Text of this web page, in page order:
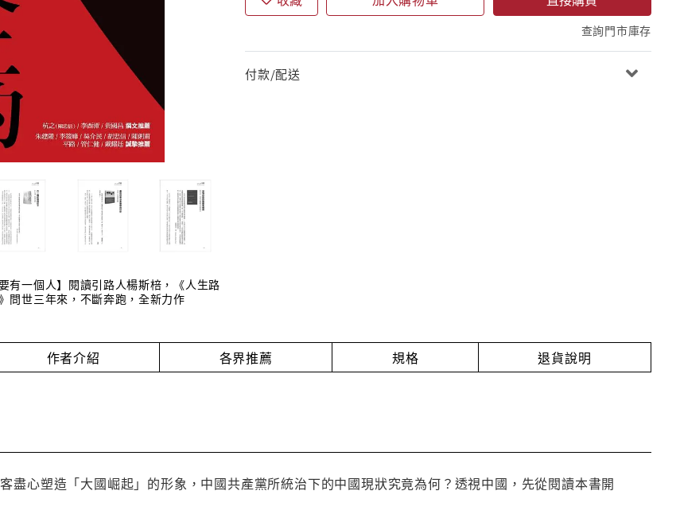
要有一個人】閱讀引路人楊斯棓，《人生路
問世三年來，不斷奔跑，全新力作
查詢門市庫存
付款/配送
作者介紹 各界推薦 規格 退貨說明
盡心塑造「大國崛起」的形象，中國共產黨所統治下的中國現狀究竟為何？透視中國，先從閱讀本書開